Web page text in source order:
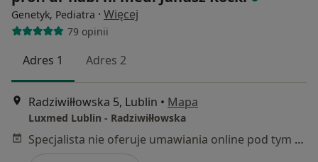
Genetyk, Pediatra · Więcej
79 opinii
Adres 1 Adres 2
Radziwiłłowska 5, Lublin • Mapa
Luxmed Lublin - Radziwiłłowska
Specjalista nie oferuje umawiania online pod tym adresem.